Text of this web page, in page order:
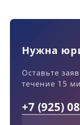
Нужна
Оставьте
течение 15
+7 (925)